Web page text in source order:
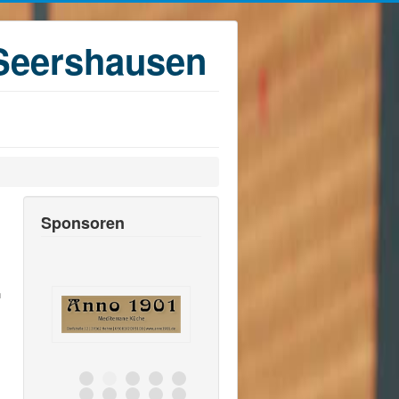
Sponsoren